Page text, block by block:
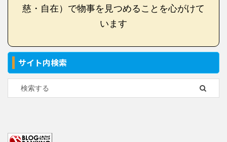
慈・自在）で物事を見つめることを心がけて
います
サイト内検索